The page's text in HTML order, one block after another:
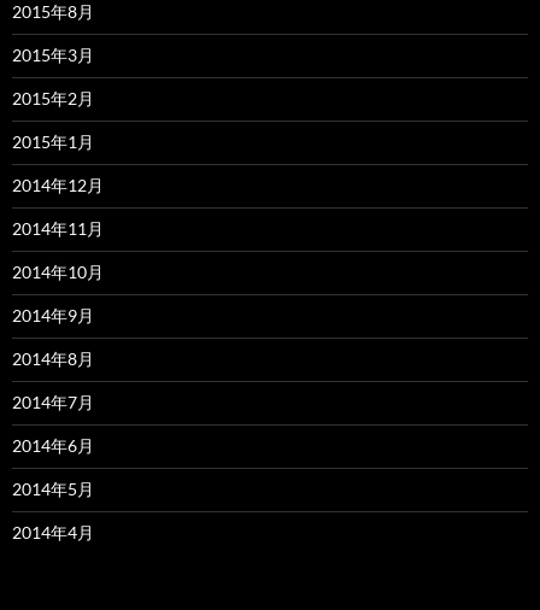
2015年8月
2015年3月
2015年2月
2015年1月
2014年12月
2014年11月
2014年10月
2014年9月
2014年8月
2014年7月
2014年6月
2014年5月
2014年4月